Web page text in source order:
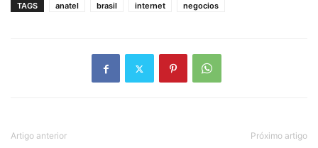
TAGS anatel brasil internet negocios
Artigo anterior Próximo artigo